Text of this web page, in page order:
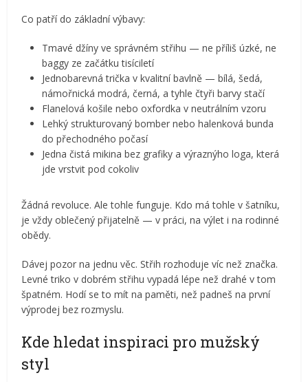
Co patří do základní výbavy:
Tmavé džíny ve správném střihu — ne příliš úzké, ne
baggy ze začátku tisíciletí
Jednobarevná trička v kvalitní bavlně — bílá, šedá,
námořnická modrá, černá, a tyhle čtyři barvy stačí
Flanelová košile nebo oxfordka v neutrálním vzoru
Lehký strukturovaný bomber nebo halenková bunda
do přechodného počasí
Jedna čistá mikina bez grafiky a výraznýho loga, která
jde vrstvit pod cokoliv
Žádná revoluce. Ale tohle funguje. Kdo má tohle v šatníku,
je vždy oblečený přijatelně — v práci, na výlet i na rodinné
obědy.
Dávej pozor na jednu věc. Střih rozhoduje víc než značka.
Levné triko v dobrém střihu vypadá lépe než drahé v tom
špatném. Hodí se to mít na paměti, než padneš na první
výprodej bez rozmyslu.
Kde hledat inspiraci pro mužský
styl